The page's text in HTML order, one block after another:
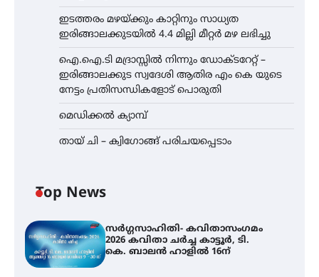
ഇടത്തരം മഴയ്ക്കും കാറ്റിനും സാധ്യത
ഇരിങ്ങാലക്കുടയിൽ 4.4 മില്ലി മീറ്റർ മഴ ലഭിച്ചു
ഐ.ഐ.ടി മദ്രാസ്സിൽ നിന്നും ഡോക്ടറേറ്റ് –
ഇരിങ്ങാലക്കുട സ്വദേശി ആതിര എം കെ യുടെ
നേട്ടം പ്രതിസന്ധികളോട് പൊരുതി
മെഡിക്കൽ ക്യാമ്പ്
തായ് ചി – ക്വിഗോങ്ങ് പരിചയപ്പെടാം
Top News
സർഗ്ഗസാഹിതി- കവിതാസംഗമം
2026 കവിതാ ചർച്ച കാട്ടൂർ, ടി.
കെ. ബാലൻ ഹാളിൽ 16ന്